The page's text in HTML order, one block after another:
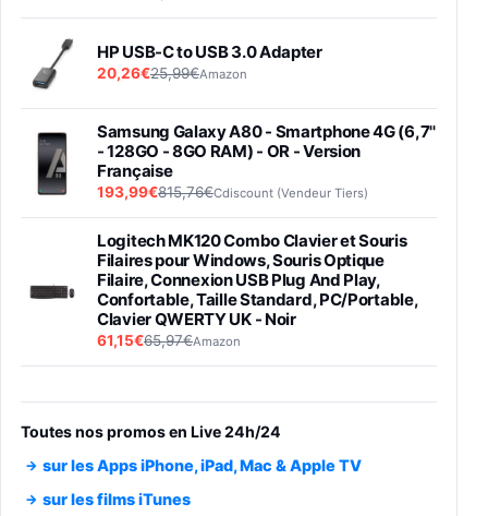
HP USB-C to USB 3.0 Adapter
20,26€25,99€Amazon
Samsung Galaxy A80 - Smartphone 4G (6,7''
- 128GO - 8GO RAM) - OR - Version
Française
193,99€815,76€Cdiscount (Vendeur Tiers)
Logitech MK120 Combo Clavier et Souris
Filaires pour Windows, Souris Optique
Filaire, Connexion USB Plug And Play,
Confortable, Taille Standard, PC/Portable,
Clavier QWERTY UK - Noir
61,15€65,97€Amazon
entraénement direct 3 vitesses (33-45-78
trs/min) avec pre-ampli intégré et port USB
Smartphone SAMSUNG Galaxy S26 Ultra
Toutes nos promos en Live 24h/24
sur les Apps iPhone, iPad, Mac & Apple TV
sur les films iTunes